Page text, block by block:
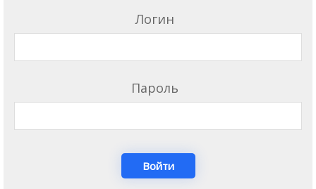
Логин
Пароль